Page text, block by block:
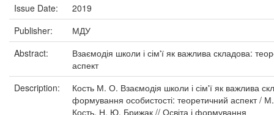
Issue Date:
2019
Publisher:
МДУ
Abstract:
Взаємодія школи і сім'ї як важлива складова:
аспект
Description:
Кость М. О. Взаємодія школи і сім'ї як важлива
формування особистості: теоретичний аспект /
Кость, Н. Ю. Брижак // Освіта і формування